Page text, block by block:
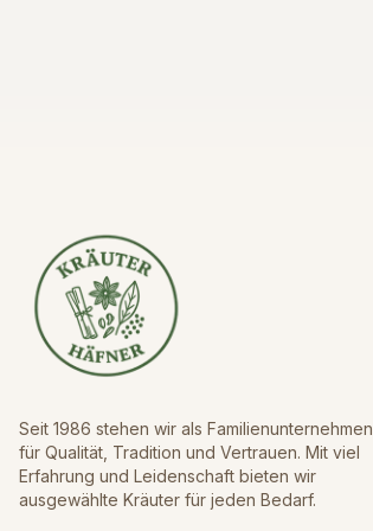
Seit 1986 stehen wir als Familienunternehmen
für Qualität, Tradition und Vertrauen. Mit viel
Erfahrung und Leidenschaft bieten wir
ausgewählte Kräuter für jeden Bedarf.